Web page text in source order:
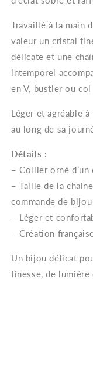
Fleur
Travaillé à la main
valeur un cristal
délicate et une
intemporel
en V, bustier ou col
Léger et agréable
au long de sa
Détails :
– Collier orné d’un
–Taille de la
commande de
– Léger et
– Création
Un bijou délicat
finesse, de lumière